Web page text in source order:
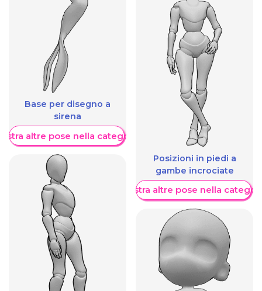
Base per disegno a
sirena
altre pose nella categoria
Posizioni in piedi a
gambe incrociate
Mostra altre pose nella